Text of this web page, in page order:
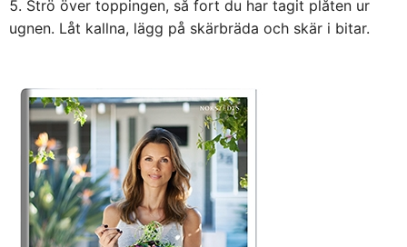
Strö över toppingen, så fort du har tagit plåten ur
ugnen. Låt kallna, lägg på skärbräda och skär i bitar.